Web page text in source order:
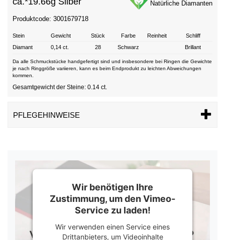
Natürliche Diamanten
Produktcode: 3001679718
Stein Gewicht Stück Farbe Reinheit
Schliff
Diamant
0,14 ct. 28 Schwarz Brillant
Da alle Schmuckstücke handgefertigt sind und insbesondere bei Ringen die Gewichte
je nach Ringgröße variieren, kann es beim Endprodukt zu leichten Abweichungen
kommen.
Gesamtgewicht der Steine: 0.14 ct.
PFLEGEHINWEISE
Wir benötigen Ihre
Zustimmung, um den Vimeo-
Service zu laden!
Wir verwenden einen Service eines
Drittanbieters, um Videoinhalte